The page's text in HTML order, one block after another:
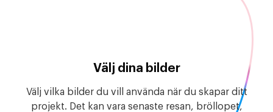
Välj dina bilder
Välj vilka bilder du vill använda när du skapar ditt
projekt. Det kan vara senaste resan, bröllopet,